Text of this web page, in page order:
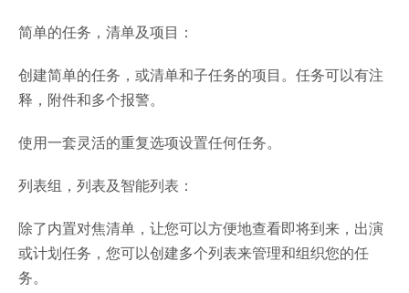
简单的任务，清单及项目：
创建简单的任务，或清单和子任务的项目。任务可以有注
释，附件和多个报警。
使用一套灵活的重复选项设置任何任务。
列表组，列表及智能列表：
除了内置对焦清单，让您可以方便地查看即将到来，出演
或计划任务，您可以创建多个列表来管理和组织您的任
务。